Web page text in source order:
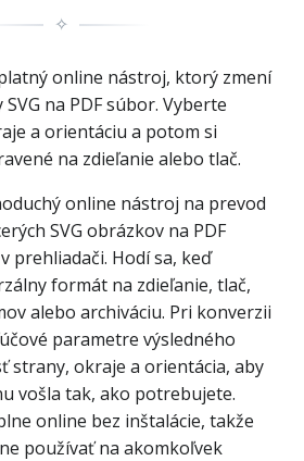
✧
online nástroj, ktorý zmení
na PDF súbor. Vyberte
a orientáciu a potom si
na zdieľanie alebo tlač.
online nástroj na prevod
SVG obrázkov na PDF
prehliadači. Hodí sa, keď
formát na zdieľanie, tlač,
alebo archiváciu. Pri konverzii
parametre výsledného
strany, okraje a orientácia, aby
vošla tak, ako potrebujete.
online bez inštalácie, takže
používať na akomkoľvek